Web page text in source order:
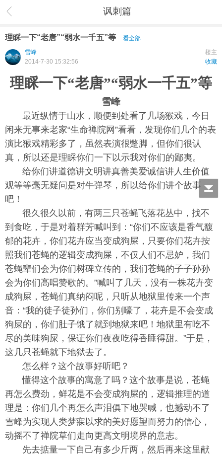
讽刺篇
理睬一下“老唐”“弱水一千五”等
看全部
楼主
雪峰
收藏
2014-7-30 15:32:56
理睬一下“老唐”“弱水一千五”等
雪峰
最近纵情于山水，顺便到处看了几场猴戏，今日
闲来无事来老家“生命禅院网”看看，发现你们几个的表
演比猴戏精彩多了，虽然表演很蹩脚，但你们很认
真，所以还是理睬你们一下以示我对你们的鄙夷。
给你们讲道德讲文明讲真善美爱诚信讲人生价值
观等等毫无疑问是对牛弹琴，所以给你们讲个故事
吧！
很久很久以前，有两三只苍蝇飞落花丛中，找不
到食吃，于是对着群芳喊叫到：“你们不应该是香气馥
郁的花卉，你们花卉应当变成狗屎，只要你们花卉按
照我们苍蝇的逻辑变成狗屎，不仅人们不忌妒，我们
苍蝇辈们会为你们树碑立传的，我们苍蝇的子子孙孙
会为你们高唱赞歌的。”喊叫了几天，没有一株花卉变
成狗屎，苍蝇们真纳闷呢，只听从地狱里传来一个声
音：“我的徒子徒孙们，你们别嚎了，花卉是不会变成
狗屎的，你们肚子饿了就到地狱来吧！地狱里有吃不
尽的美味狗屎，保证你们夜夜吃得香睡得甜。”于是，
这几只苍蝇就下地狱去了。
怎么样？这个故事好听吧？
懂得这个故事的寓意了吗？这个故事是说，苍蝇
再怎么费劲，鲜花是不会变成狗屎的，逻辑推理的道
理是：你们几个再怎么声泪俱下地哭喊，也撼动不了
雪峰为实现人类梦寐以求的美好愿望而努力的信心，
动摇不了禅院草们走向更高文明境界的意志。
先去掂量一下自己有多少斤两，然后再来这里献